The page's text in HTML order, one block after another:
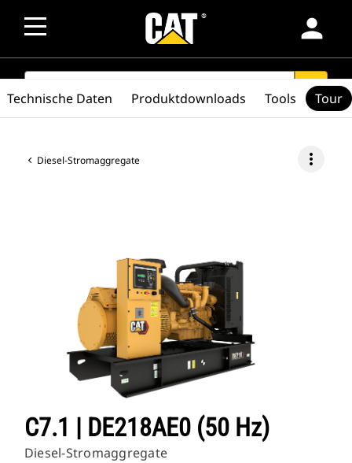
person
SEARCH search
Diesel-Stromaggregate more_vert
C7.1 | DE218AE0 (50 Hz)
Diesel-Stromaggregate
Technische Daten Produktdownloads Tools Tour